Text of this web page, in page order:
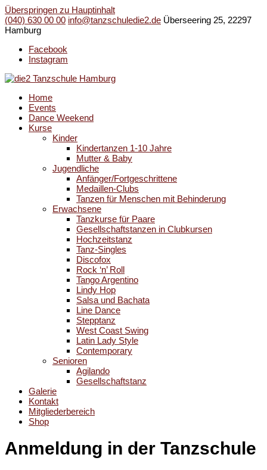
Überspringen zu Hauptinhalt
(040) 630 00 00 info@tanzschuledie2.de Überseering 25, 22297
Hamburg
Facebook
Instagram
Home
Events
Dance Weekend
Kurse
Kinder
Kindertanzen 1-10 Jahre
Mutter & Baby
Jugendliche
Anfänger/Fortgeschrittene
Medaillen-Clubs
Tanzen für Menschen mit Behinderung
Erwachsene
Tanzkurse für Paare
Gesellschaftstanzen in Clubkursen
Hochzeitstanz
Tanz-Singles
Discofox
Rock ‘n’ Roll
Tango Argentino
Lindy Hop
Salsa und Bachata
Line Dance
Stepptanz
West Coast Swing
Latin Lady Style
Contemporary
Senioren
Agilando
Gesellschaftstanz
Galerie
Kontakt
Mitgliederbereich
Shop
Anmeldung in der Tanzschule